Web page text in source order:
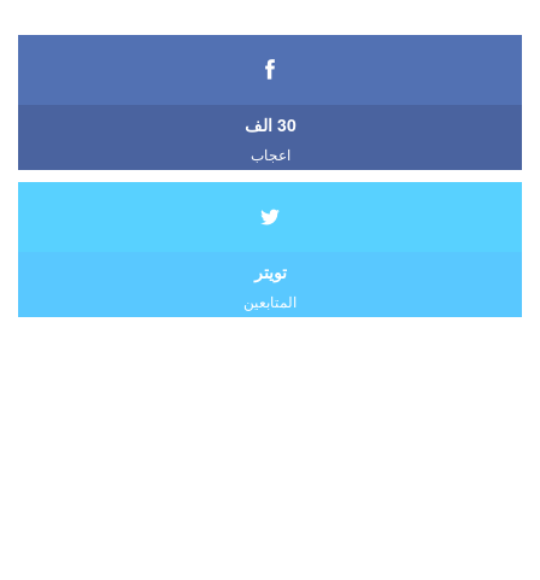
30 الف
اعجاب
تويتر
المتابعين